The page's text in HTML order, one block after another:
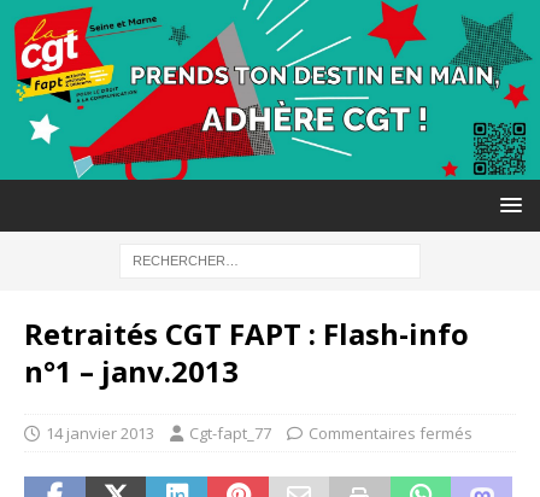
Retraités CGT FAPT : Flash-info
n°1 – janv.2013
14 janvier 2013 Cgt-fapt_77 Commentaires fermés